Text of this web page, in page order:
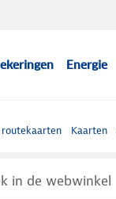
Energie
routekaarten Kaarten